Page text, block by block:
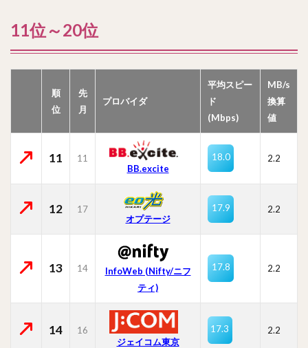
11位～20位
順
位
先
月
プロバイダ
平均スピー
ド
(Mbps)
MB/s
換算
値
11
11
BB.excite
18.0 2.2
12
17
オプテージ
17.9 2.2
13 14
InfoWeb (Nifty/ニフ
ティ)
17.8 2.2
14
16
ジェイコム東京
17.3 2.2